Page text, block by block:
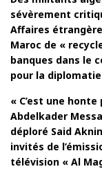
sévèrement
Affaires
Maroc de «
banques dans le
pour la
« C’est une honte
Abdelkader
déploré Said
invités de
télévision « Al